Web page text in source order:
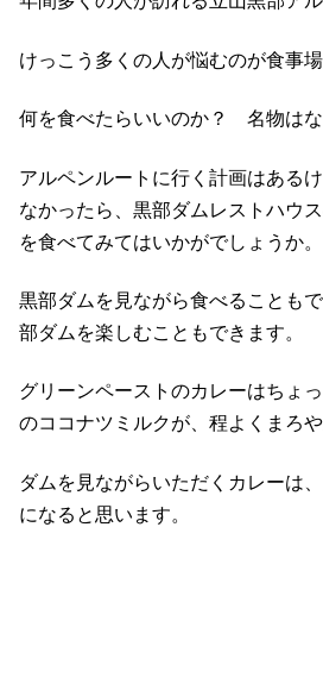
けっこう多くの人が悩むのが食事場
何を食べたらいいのか？ 名物はな
アルペンルートに行く計画はある
なかったら、黒部ダムレストハウ
を食べてみてはいかがでしょうか。
黒部ダムを見ながら食べることも
部ダムを楽しむこともできます。
グリーンペーストのカレーはちょ
のココナツミルクが、程よくまろ
ダムを見ながらいただくカレーは
になると思います。